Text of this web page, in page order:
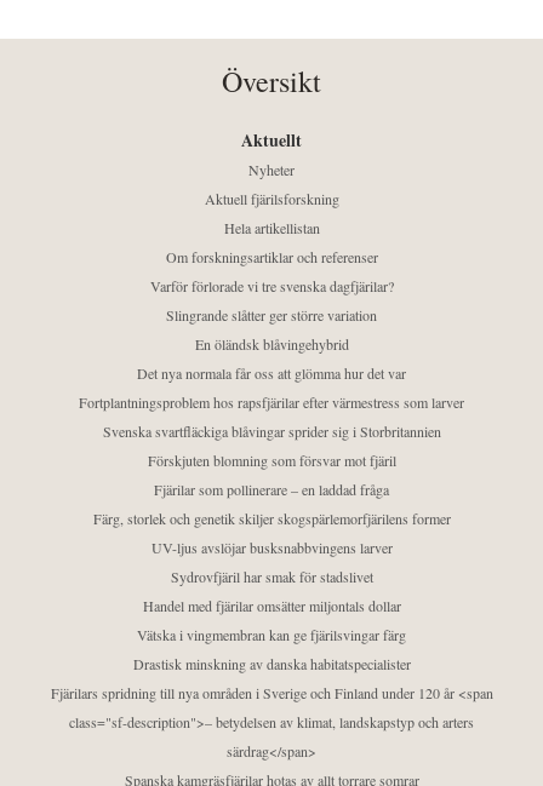
Översikt
Aktuellt
Nyheter
Aktuell fjärilsforskning
Hela artikellistan
Om forskningsartiklar och referenser
Varför förlorade vi tre svenska dagfjärilar?
Slingrande slåtter ger större variation
En öländsk blåvingehybrid
Det nya normala får oss att glömma hur det var
Fortplantningsproblem hos rapsfjärilar efter värmestress som larver
Svenska svartfläckiga blåvingar sprider sig i Storbritannien
Förskjuten blomning som försvar mot fjäril
Fjärilar som pollinerare – en laddad fråga
Färg, storlek och genetik skiljer skogspärlemorfjärilens former
UV-ljus avslöjar busksnabbvingens larver
Sydrovfjäril har smak för stadslivet
Handel med fjärilar omsätter miljontals dollar
Vätska i vingmembran kan ge fjärilsvingar färg
Drastisk minskning av danska habitatspecialister
Fjärilars spridning till nya områden i Sverige och Finland under 120 år <span
class="sf-description">– betydelsen av klimat, landskapstyp och arters
särdrag</span>
Spanska kamgräsfjärilar hotas av allt torrare somrar